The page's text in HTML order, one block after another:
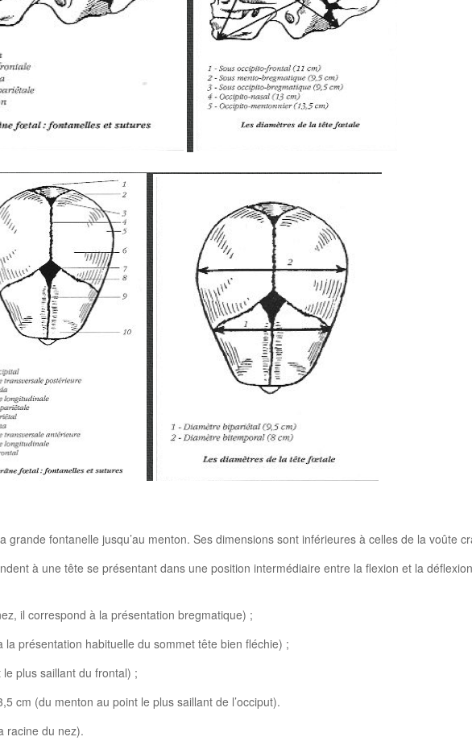
grande fontanelle jusqu’au menton. Ses dimensions sont inférieures à celles de la voûte
une tête se présentant dans une position intermédiaire entre la flexion et la
il correspond à la présentation bregmatique) ;
la présentation habituelle du sommet tête bien fléchie) ;
le plus saillant du frontal) ;
cm (du menton au point le plus saillant de l’occiput).
racine du nez).